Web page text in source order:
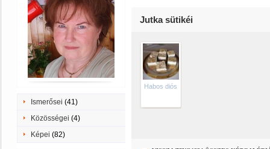
Ismerősei (41)
Közösségei (4)
Képei (82)
Jutka sütikéi
Habos diós